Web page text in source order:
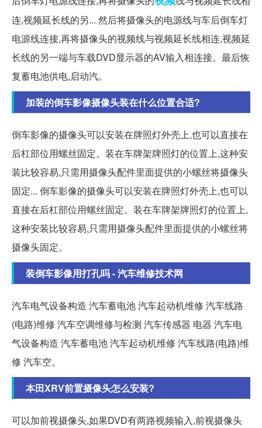
连,视频延长线的另... 然后将摄像头的电源线与车后倒车灯
电源线连接,再将摄像头的视频线与视频延长线相连,视频延
长线的另一端与车载DVD显示器的AV输入相连接。最后恢
复蓄电池供电,启动汽。
加装的倒车影像摄像头装在什么位置合适?
倒车影像的摄像头可以安装在牌照灯外壳上,也可以直接在
后杠部位用螺丝固定。装在车牌架牌照灯的位置上,这种安
装比较容易,只需用摄像头配件里面提供的小螺丝将摄像头
固定... 倒车影像的摄像头可以安装在牌照灯外壳上,也可以
直接在后杠部位用螺丝固定。装在车牌架牌照灯的位置上,
这种安装比较容易,只需用摄像头配件里面提供的小螺丝将
摄像头固定。
装倒车影像用打孔吗 - 汽车维修技术网
汽车电气设备构造 汽车蓄电池 汽车起动机维修 汽车线路
(电路)维修 汽车空调维修与检测 汽车传感器 电器 汽车电
气设备构造 汽车蓄电池 汽车起动机维修 汽车线路(电路)维
修 汽车空。
本田XRV前置摄像头怎么安装?
可以加前视摄像头,如果DVD有两路视频输入,前视摄像头